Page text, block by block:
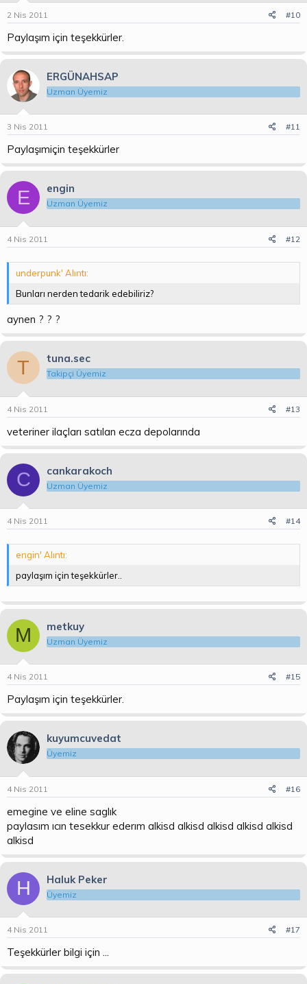
2 Nis 2011 #10
Paylaşım için teşekkürler.
ERGÜNAHSAP
Uzman Üyemiz
3 Nis 2011 #11
Paylaşımiçin teşekkürler
E engin
Uzman Üyemiz
4 Nis 2011 #12
underpunk' Alıntı:
Bunları nerden tedarik edebiliriz?
aynen ? ? ?
T tuna.sec
Takipçi Üyemiz
4 Nis 2011 #13
veteriner ilaçları satılan ecza depolarında
C cankarakoch
Uzman Üyemiz
4 Nis 2011 #14
engin' Alıntı:
paylaşım için teşekkürler..
M metkuy
Uzman Üyemiz
4 Nis 2011 #15
Paylaşım için teşekkürler.
kuyumcuvedat
Üyemiz
4 Nis 2011 #16
emegine ve eline saglık
paylasım ıcın tesekkur ederım alkisd alkisd alkisd alkisd alkisd
alkisd
H Haluk Peker
Üyemiz
4 Nis 2011 #17
Teşekkürler bilgi için ...